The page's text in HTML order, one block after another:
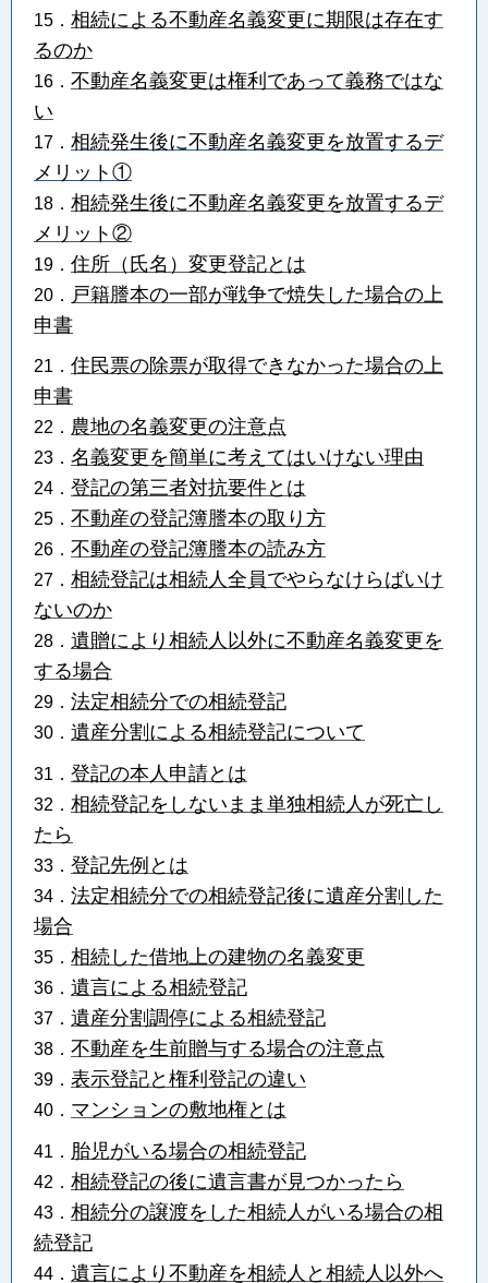
15． 相続による不動産名義変更に期限は存在す
るのか
16． 不動産名義変更は権利であって義務ではな
い
17． 相続発生後に不動産名義変更を放置するデ
メリット①
18． 相続発生後に不動産名義変更を放置するデ
メリット②
19． 住所（氏名）変更登記とは
20． 戸籍謄本の一部が戦争で焼失した場合の上
申書
21． 住民票の除票が取得できなかった場合の上
申書
22． 農地の名義変更の注意点
23． 名義変更を簡単に考えてはいけない理由
24． 登記の第三者対抗要件とは
25． 不動産の登記簿謄本の取り方
26． 不動産の登記簿謄本の読み方
27． 相続登記は相続人全員でやらなけらばいけ
ないのか
28． 遺贈により相続人以外に不動産名義変更を
する場合
29． 法定相続分での相続登記
30． 遺産分割による相続登記について
31． 登記の本人申請とは
32． 相続登記をしないまま単独相続人が死亡し
たら
33． 登記先例とは
34． 法定相続分での相続登記後に遺産分割した
場合
35． 相続した借地上の建物の名義変更
36． 遺言による相続登記
37． 遺産分割調停による相続登記
38． 不動産を生前贈与する場合の注意点
39． 表示登記と権利登記の違い
40． マンションの敷地権とは
41． 胎児がいる場合の相続登記
42． 相続登記の後に遺言書が見つかったら
43． 相続分の譲渡をした相続人がいる場合の相
続登記
44． 遺言により不動産を相続人と相続人以外へ